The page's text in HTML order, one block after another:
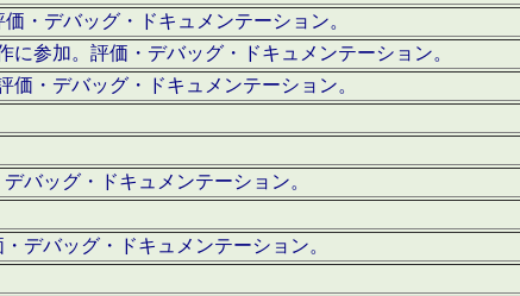
・デバッグ・ドキュメンテーション。
参加。評価・デバッグ・ドキュメンテーション。
・デバッグ・ドキュメンテーション。
バッグ・ドキュメンテーション。
デバッグ・ドキュメンテーション。